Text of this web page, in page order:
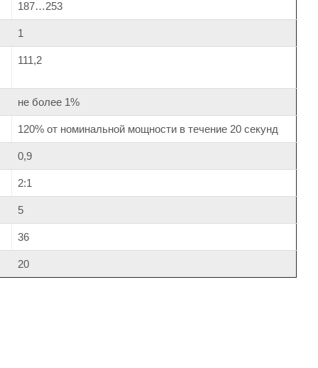
187…253
1
111,2
не более 1%
120% от номинальной мощности в течение 20 секунд
0,9
2:1
5
36
20